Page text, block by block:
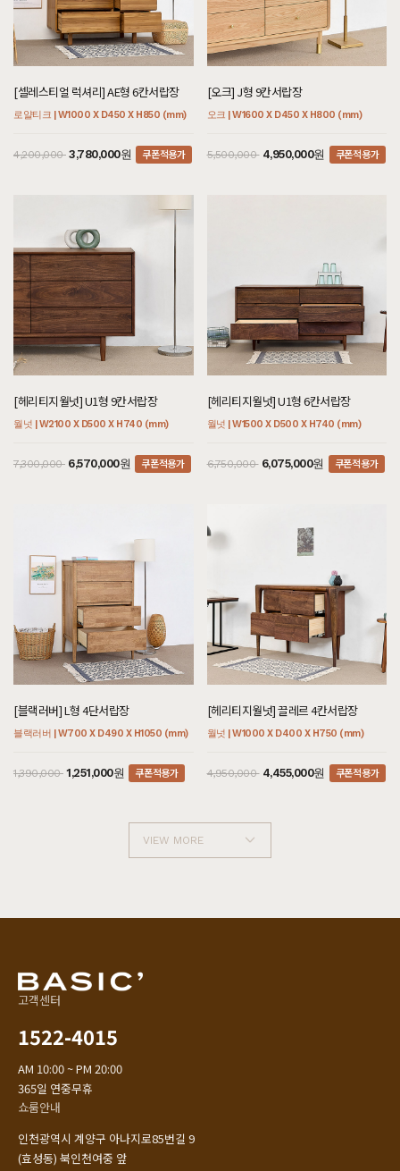
[셀레스티얼 럭셔리] AE형 6칸서랍장
로얄티크 | W1000 X D450 X H850 (mm)
4,200,000 3,780,000원 쿠폰적용가
[오크] J형 9칸서랍장
오크 | W1600 X D450 X H800 (mm)
5,500,000 4,950,000원 쿠폰적용가
[헤리티지월넛] U1형 9칸서랍장
월넛 | W2100 X D500 X H740 (mm)
7,300,000 6,570,000원 쿠폰적용가
[헤리티지월넛] U1형 6칸서랍장
월넛 | W1500 X D500 X H740 (mm)
6,750,000 6,075,000원 쿠폰적용가
[블랙러버] L형 4단서랍장
블랙러버 | W700 X D490 X H1050 (mm)
1,390,000 1,251,000원 쿠폰적용가
[헤리티지월넛] 끌레르 4칸서랍장
월넛 | W1000 X D400 X H750 (mm)
4,950,000 4,455,000원 쿠폰적용가
VIEW MORE
고객센터
1522-4015
AM 10:00 ~ PM 20:00
365일 연중무휴
쇼룸안내
인천광역시 계양구 아나지로85번길 9
(효성동) 북인천여중 앞